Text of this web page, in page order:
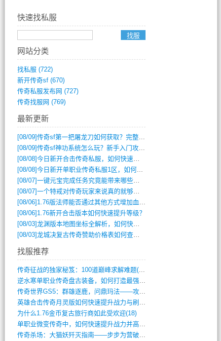
快速找私服
网站分类
找私服 (722)
新开传奇sf(670)
传奇私服发布网 (727)
传奇找服网 (769)
最新更新
[08/09]传奇sf第一把屠龙刀如何获取？完整攻略揭秘
[08/09]传奇sf神功系统怎么玩？新手入门攻略全解析
[08/08]今日新开合击传奇私服，如何快速提升角色战力？
[08/08]今日新开单职业传奇私服1区，如何快速升级与获取顶级装备？
[08/07]一键元宝完成任务究竟能带来哪些超值优势？
[08/07]一个特戒对传奇玩家来说真的就够用了吗？
[08/06] 1.76版法师能否通过其他方式增加血量？
[08/06] 1.76新开合击版本如何快速提升等级？
[08/03]龙渊版本地图坐标全解析，如何快速定位BOSS位置？
[08/03]龙城决复古传奇赞助价格表如何查询？
找服推荐
传奇征战的独家秘笈：100道巅峰求解难题(366)
逆水寒单职业传奇盘古装备，如何打造最强战(491)
传奇世界GS5：群雄逐鹿，问鼎玛法——攻(626)
英雄合击传奇月灵版如何快速提升战力与刷装(381)
为什么1.76金币复古旅行商如此受欢迎(18)
单职业微变传奇中，如何快速提升战力并高效(5)
传奇杀场：大猫妖歼灭指南——步步为营破强(347)